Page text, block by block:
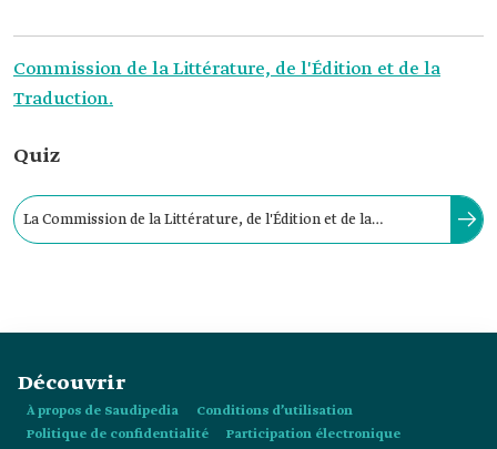
Commission de la Littérature, de l'Édition et de la
Traduction.
Quiz
La Commission de la Littérature, de l'Édition et de la
Découvrir
À propos de Saudipedia
Conditions d’utilisation
Politique de confidentialité
Participation électronique